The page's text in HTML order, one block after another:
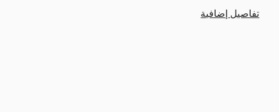
تفاصيل إضافية